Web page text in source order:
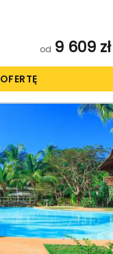
od 9 609 zł